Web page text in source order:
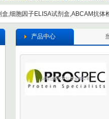
盒,细胞因子ELISA试剂盒,ABCAM抗体
产品中心